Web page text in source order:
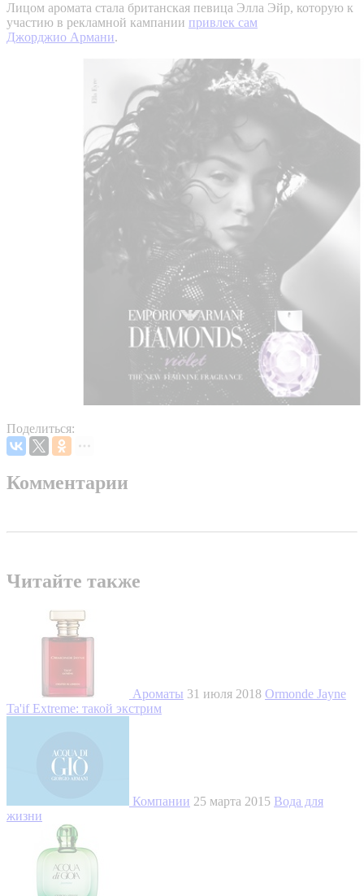
Лицом аромата стала британская певица Элла Эйр, которую к
участию в рекламной кампании привлек сам
Джорджио Армани.
Поделиться:
Комментарии
Читайте также
Ароматы 31 июля 2018 Ormonde Jayne
Ta'if Extreme: такой экстрим
Компании 25 марта 2015 Вода для
жизни